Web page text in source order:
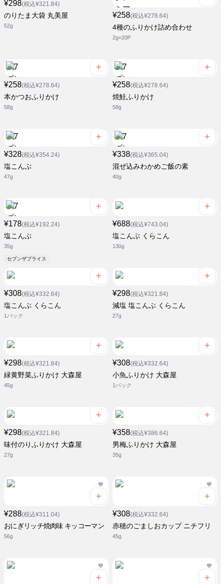
¥298(税込¥321.84)
のりたま大袋 丸美屋
52g
¥258(税込¥278.64)
4種のふりかけ詰め合わせ
2g×20P
¥258(税込¥278.64)
本かつおふりかけ
58g
¥258(税込¥278.64)
焼鮭ふりかけ
58g
¥328(税込¥354.24)
塩こんぶ
47g
¥338(税込¥365.04)
混ぜ込みわかめご飯の素
40g
¥178(税込¥192.24)
塩こんぶ
35g
セブンザプライス
¥688(税込¥743.04)
塩こんぶ くらこん
130g
¥308(税込¥332.64)
塩こんぶ くらこん
1パック
¥298(税込¥321.84)
減塩 塩こんぶ くらこん
27g
¥298(税込¥321.84)
緑黄野菜ふりかけ 大森屋
45g
¥308(税込¥332.64)
小魚ふりかけ 大森屋
1パック
¥298(税込¥321.84)
味付のりふりかけ 大森屋
27g
¥358(税込¥386.64)
男梅ふりかけ 大森屋
35g
¥288(税込¥311.04)
おにぎリッチ焼肉味 キッコーマン
56g
¥308(税込¥332.64)
赤穂のごましおカップ ニチフリ
45g